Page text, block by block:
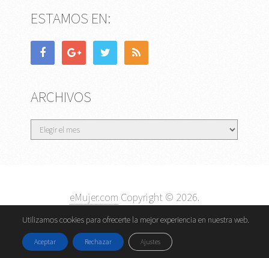
ESTAMOS EN:
ARCHIVOS
Archivos
eMujer.com Copyright © 2026.
Contactar
|| Datos Legales y Privacidad
Política de
Cookies
Utilizamos cookies para ofrecerte la mejor experiencia en nuestra web.
Aceptar Rechazar Ajustes